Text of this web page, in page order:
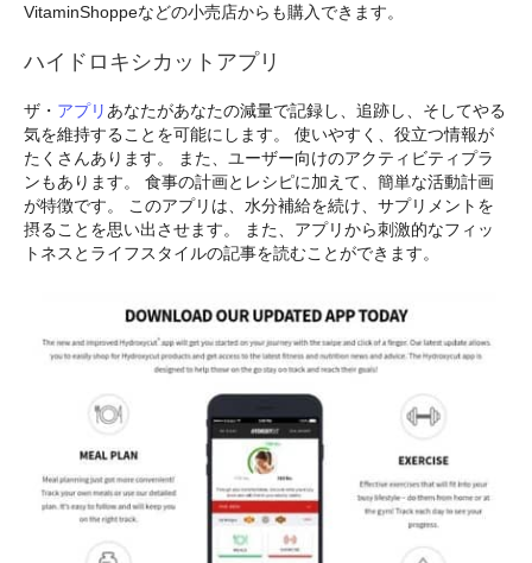
VitaminShoppeなどの小売店からも購入できます。
ハイドロキシカットアプリ
ザ・ アプリあなたがあなたの減量で記録し、追跡し、そしてやる
気を維持することを可能にします。 使いやすく、役立つ情報が
たくさんあります。 また、ユーザー向けのアクティビティプラ
ンもあります。 食事の計画とレシピに加えて、簡単な活動計画
が特徴です。 このアプリは、水分補給を続け、サプリメントを
摂ることを思い出させます。 また、アプリから刺激的なフィッ
トネスとライフスタイルの記事を読むことができます。